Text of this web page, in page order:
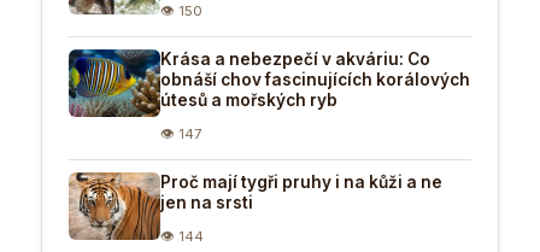
👁 150
Krása a nebezpečí v akváriu: Co
obnáší chov fascinujících korálových
útesů a mořských ryb
👁 147
Proč mají tygři pruhy i na kůži a ne
jen na srsti
👁 144